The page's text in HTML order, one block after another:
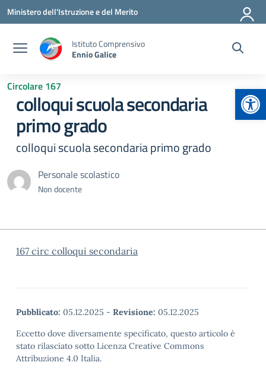
Vai ai contenuti
Vai al menu di navigazione
Vai al footer
Ministero dell'Istruzione e del Merito
Istituto Comprensivo
Ennio Galice
Circolare 167
colloqui scuola secondaria
primo grado
colloqui scuola secondaria primo grado
Personale scolastico
Non docente
167 circ colloqui secondaria
Pubblicato: 05.12.2025 - Revisione: 05.12.2025
Eccetto dove diversamente specificato, questo articolo è
stato rilasciato sotto Licenza Creative Commons
Attribuzione 4.0 Italia.